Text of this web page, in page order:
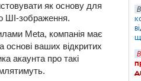
як основу для
ШІ-зображення.
Meta, компанія має
основі ваших відкритих
акаунта про такі